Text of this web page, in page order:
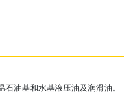
油基和水基液压油及润滑油。